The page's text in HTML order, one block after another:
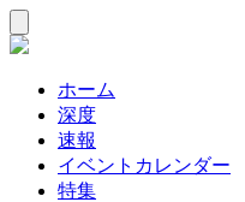
ホーム
深度
速報
イベントカレンダー
特集